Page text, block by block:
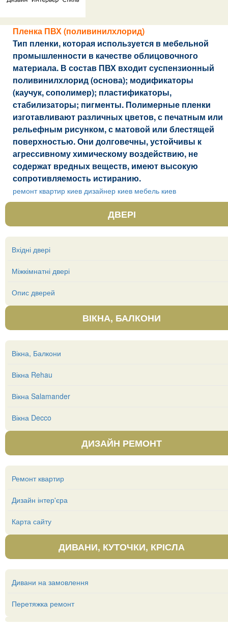
Пленка ПВХ (поливинилхлорид)
Тип пленки, которая используется в мебельной
промышленности в качестве облицовочного
материала. В состав ПВХ входит суспензионный
поливинилхлорид (основа); модификаторы
(каучук, сополимер); пластификаторы,
стабилизаторы; пигменты. Полимерные пленки
изготавливают различных цветов, с печатным или
рельефным рисунком, с матовой или блестящей
поверхностью. Они долговечны, устойчивы к
агрессивному химическому воздействию, не
содержат вредных веществ, имеют высокую
сопротивляемость истиранию.
ремонт квартир киев дизайнер киев мебель киев
ДВЕРІ
Вхідні двері
Міжкімнатні двері
Опис дверей
ВІКНА, БАЛКОНИ
Вікна, Балкони
Вікна Rehau
Вікна Salamander
Вікна Decco
ДИЗАЙН РЕМОНТ
Ремонт квартир
Дизайн інтер'єра
Карта сайту
ДИВАНИ, КУТОЧКИ, КРІСЛА
Дивани на замовлення
Перетяжка ремонт